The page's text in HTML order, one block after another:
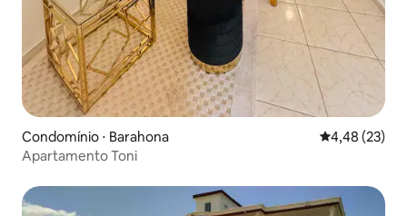
Condomínio ⋅ Barahona 4,48 de uma
4,48 (23)
Apartamento Toni